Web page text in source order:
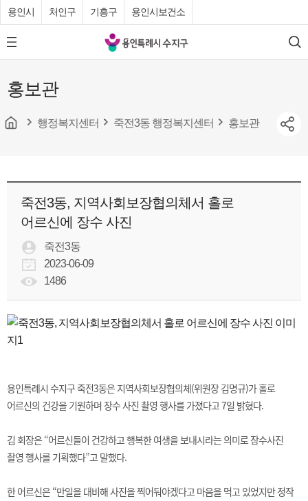
용인시 처인구 기흥구 용인시보건소
모
바
메
뉴
튼
용
인
수
청
검
색
홍보관
행정복지센터 죽전3동 행정복지센터 홍보관
죽전3동, 지역사회보장협의체서 홀로
어르신에 장수 사진
죽전3동
2023-06-09
1486
용인특례시 수지구 죽전3동은 지역사회보장협의체(위원장 김명규)가 홀로
어르신의 건강을 기원하며 장수 사진 촬영 행사를 가졌다고 7일 밝혔다.
김 회장은 “어르신들이 건강하고 행복한 여생을 보내시라는 의미로 장수사진
촬영 행사를 기획했다”고 말했다.
한 어르신은 “만일을 대비해 사진을 찍어둬야겠다고 마음을 먹고 있었지만 정작